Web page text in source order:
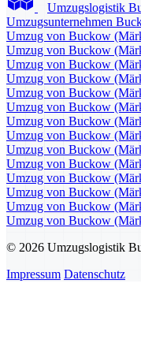
Umzugslogistik
Umzugsunternehmen
Umzug von Buckow
Umzug von Buckow
Umzug von Buckow
Umzug von Buckow
Umzug von Buckow
Umzug von Buckow
Umzug von Buckow
Umzug von Buckow
Umzug von Buckow
Umzug von Buckow
Umzug von Buckow
Umzug von Buckow
Umzug von Buckow
Umzug von Buckow
© 2026 Umzugslogistik
Impressum Datenschutz